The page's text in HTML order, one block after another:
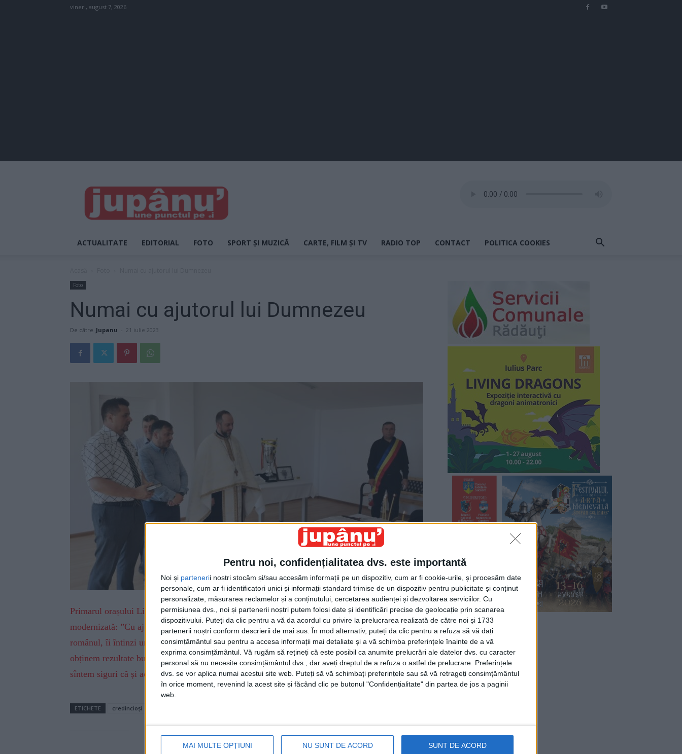
Pentru noi, confidențialitatea dvs. este importantă
Noi și partenerii noștri stocăm și/sau accesăm informații pe un dispozitiv, cum ar fi cookie-urile, și procesăm date
personale, cum ar fi identificatori unici și informații standard trimise de un dispozitiv pentru publicitate și conținut
personalizate, măsurarea reclamelor și a conținutului, cercetarea audienței și dezvoltarea serviciilor. Cu
permisiunea dvs., noi și partenerii noștri putem folosi date și identificări precise de geolocație prin scanarea
dispozitivului. Puteți da clic pentru a vă da acordul cu privire la prelucrarea realizată de către noi și 1733
partenerii noștri conform descrierii de mai sus. În mod alternativ, puteți da clic pentru a refuza să vă dați
consimțământul sau pentru a accesa informații mai detaliate și a vă schimba preferințele înainte de a vă
exprima consimțământul. Vă rugăm să rețineți că este posibil ca anumite prelucrări ale datelor dvs. cu caracter
personal să nu necesite consimțământul dvs., dar aveți dreptul de a refuza o astfel de prelucrare. Preferințele
dvs. se vor aplica numai acestui site web. Puteți să vă schimbați preferințele sau să vă retrageți consimțământul
în orice moment, revenind la acest site și făcând clic pe butonul "Confidențialitate" din partea de jos a paginii
web.
MAI MULTE OPȚIUNI NU SUNT DE ACORD SUNT DE ACORD
vineri, august 7, 2026
JUPÂNU'
ACTUALITATE EDITORIAL FOTO SPORT ȘI MUZICĂ CARTE, FILM ȘI TV RADIO TOP CONTACT POLITICA COOKIES
Foto
Numai cu ajutorul lui Dumnezeu
De către Jupanu - 21 iulie 2023
Primarul orașului Liteni, Tomiță Onisii, la slujba de sfințire a bazei sportive care a fost
modernizată: ”Cu ajutorul lui Dumnezeu am terminat și lucrarea asta. Și pentru că așa-i
românul, îi întinzi un deget și el îți ia toată mîna, să ne rugăm la Domnul să ne ajute și să
obținem rezultate bune, dar și nimeni să nu se accidenteze. Nimeni de la noi, pentru că nu
sîntem siguri că și adversarii noștri sînt la fel de credincioși. Doamne-ajută în continuare!”.
ETICHETE credincioși